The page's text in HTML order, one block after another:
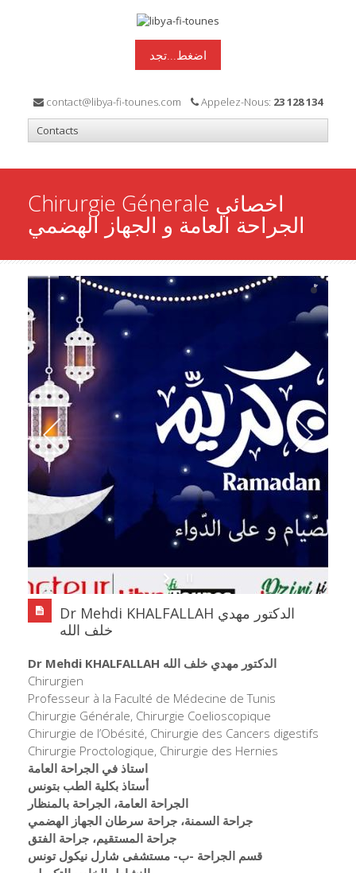
اضغط...تجد
contact@libya-fi-tounes.com Appelez-Nous: 23 128 134
Chirurgie Génerale اخصائي
الجراحة العامة و الجهاز الهضمي
Dr Mehdi KHALFALLAH الدكتور مهدي
خلف الله
Dr Mehdi KHALFALLAH الدكتور مهدي خلف الله
Chirurgien
Professeur à la Faculté de Médecine de Tunis
Chirurgie Générale, Chirurgie Coelioscopique
Chirurgie de l’Obésité, Chirurgie des Cancers digestifs
Chirurgie Proctologique, Chirurgie des Hernies
استاذ في الجراحة العامة
أستاذ بكلية الطب بتونس
الجراحة العامة، الجراحة بالمنظار
جراحة السمنة، جراحة سرطان الجهاز الهضمي
جراحة المستقيم، جراحة الفتق
قسم الجراحة -ب- مستشفى شارل نيكول تونس